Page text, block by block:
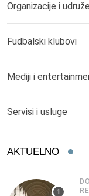
Organizacije i
Fudbalski klubovi
Mediji i
Servisi i usluge
AKTUELNO